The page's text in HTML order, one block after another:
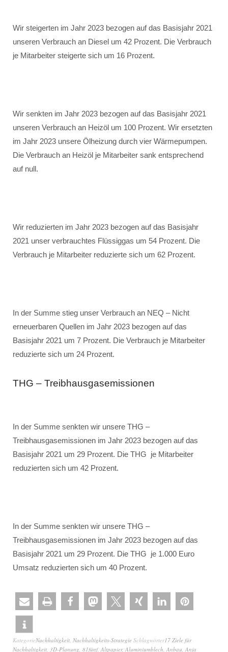
Wir steigerten im Jahr 2023 bezogen auf das Basisjahr 2021
unseren Verbrauch an Diesel um 42 Prozent. Die Verbrauch
je Mitarbeiter steigerte sich um 16 Prozent.
Wir senkten im Jahr 2023 bezogen auf das Basisjahr 2021
unseren Verbrauch an Heizöl um 100 Prozent. Wir ersetzten
im Jahr 2023 unsere Ölheizung durch vier Wärmepumpen.
Die Verbrauch an Heizöl je Mitarbeiter sank entsprechend
auf null.
Wir reduzierten im Jahr 2023 bezogen auf das Basisjahr
2021 unser verbrauchtes Flüssiggas um 54 Prozent. Die
Verbrauch je Mitarbeiter reduzierte sich um 62 Prozent.
In der Summe stieg unser Verbrauch an NEQ – Nicht
erneuerbaren Quellen im Jahr 2023 bezogen auf das
Basisjahr 2021 um 7 Prozent. Die Verbrauch je Mitarbeiter
reduzierte sich um 24 Prozent.
THG – Treibhausgasemissionen
In der Summe senkten wir unsere THG –
Treibhausgasemissionen im Jahr 2023 bezogen auf das
Basisjahr 2021 um 29 Prozent. Die THG je Mitarbeiter
reduzierten sich um 42 Prozent.
In der Summe senkten wir unsere THG –
Treibhausgasemissionen im Jahr 2023 bezogen auf das
Basisjahr 2021 um 29 Prozent. Die THG je 1.000 Euro
Umsatz reduzierten sich um 40 Prozent.
KategorieNachhaltigkeit, Nachhaltigkeits-Strategie Schlagwörter17 Ziele für
Nachhaltigkeit, 3D-Planung, 81fünf, Altpapier, Aluminiumblech, Anbau, Anja